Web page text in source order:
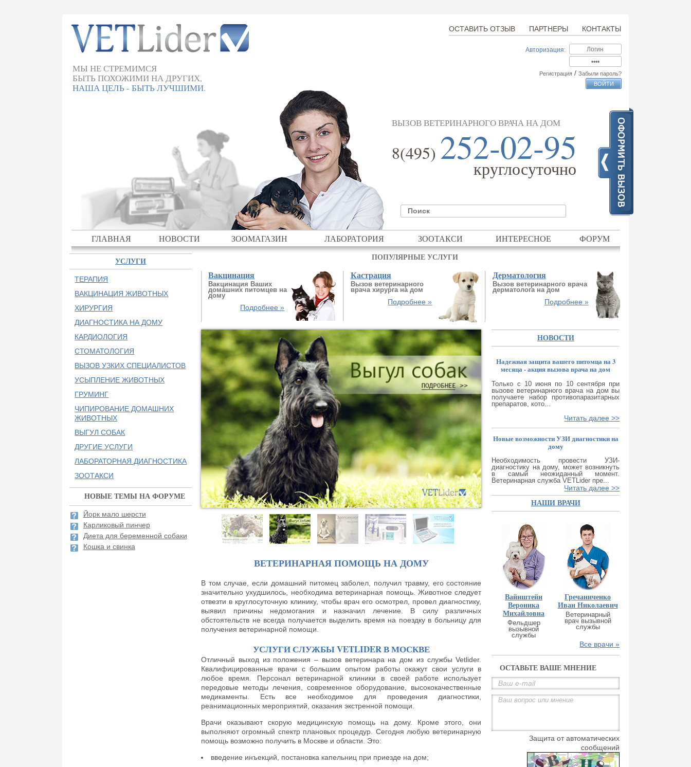
КОНТАКТЫ
ПАРТНЕРЫ
ОСТАВИТЬ ОТЗЫВ
Авторизация:
Регистрация / Забыли пароль?
ВЫЗОВ ВЕТЕРИНАРНОГО ВРАЧА НА ДОМ
8(495) 252-02-95
круглосуточно
МЫ НЕ СТРЕМИМСЯ
БЫТЬ ПОХОЖИМИ НА ДРУГИХ,
НАША ЦЕЛЬ - БЫТЬ ЛУЧШИМИ.
ГЛАВНАЯ НОВОСТИ ЗООМАГАЗИН ЛАБОРАТОРИЯ ЗООТАКСИ ИНТЕРЕСНОЕ ФОРУМ
ПОПУЛЯРНЫЕ УСЛУГИ
Вакцинация
Вакцинация Ваших
домашних питомцев на
дому
Подробнее »
Кастрация
Вызов ветеринарного
врача хирурга на дом
Подробнее »
Дерматология
Вызов ветеринарного врача
дерматолога на дом
Подробнее »
ВЕТЕРИНАРНАЯ ПОМОЩЬ НА ДОМУ
В том случае, если домашний питомец заболел, получил травму, его состояние
значительно ухудшилось, необходима ветеринарная помощь. Животное следует
отвезти в круглосуточную клинику, чтобы врач его осмотрел, провел диагностику,
выявил причины недомогания и назначил лечение. В силу различных
обстоятельств не всегда получается выделить время на поездку в больницу для
получения ветеринарной помощи.
УСЛУГИ СЛУЖБЫ VETLIDER В МОСКВЕ
Отличный выход из положения – вызов ветеринара на дом из службы Vetlider.
Квалифицированные врачи с большим опытом работы окажут свои услуги в
любое время. Персонал ветеринарной клиники в своей работе использует
передовые методы лечения, современное оборудование, высококачественные
медикаменты. Есть все необходимое для проведения диагностики,
реанимационных мероприятий, оказания экстренной помощи.
Врачи оказывают скорую медицинскую помощь на дому. Кроме этого, они
выполняют огромный спектр плановых процедур. Сегодня любую ветеринарную
помощь возможно получить в Москве и области. Это:
введение инъекций, постановка капельниц при приезде на дом;
УСЛУГИ
ТЕРАПИЯ
ВАКЦИНАЦИЯ ЖИВОТНЫХ
ХИРУРГИЯ
ДИАГНОСТИКА НА ДОМУ
КАРДИОЛОГИЯ
СТОМАТОЛОГИЯ
ВЫЗОВ УЗКИХ СПЕЦИАЛИСТОВ
УСЫПЛЕНИЕ ЖИВОТНЫХ
ГРУМИНГ
ЧИПИРОВАНИЕ ДОМАШНИХ
ЖИВОТНЫХ
ВЫГУЛ СОБАК
ДРУГИЕ УСЛУГИ
ЛАБОРАТОРНАЯ ДИАГНОСТИКА
ЗООТАКСИ
НОВЫЕ ТЕМЫ НА ФОРУМЕ
Йорк мало шерсти
Карликовый пинчер
Диета для беременной собаки
Кошка и свинка
НОВОСТИ
Надежная защита вашего питомца на 3
месяца - акция вызова врача на дом
Только с 10 июня по 10 сентября при
вызове ветеринарного врача на дом вы
получаете набор противопаразитарных
препаратов, кото...
Читать далее >>
Новые возможности УЗИ диагностики на
дому
Необходимость провести УЗИ-
диагностику на дому, может возникнуть
в самый неожиданный момент.
Ветеринарная служба VETLider пре...
Читать далее >>
НАШИ ВРАЧИ
Вайнштейн
Вероника
Михайловна
Фельдшер
вызывной
службы
Гречаниченко
Иван Николаевич
Ветеринарный
врач вызывной
службы
Все врачи »
ОСТАВЬТЕ ВАШЕ МНЕНИЕ
Защита от автоматических
сообщений